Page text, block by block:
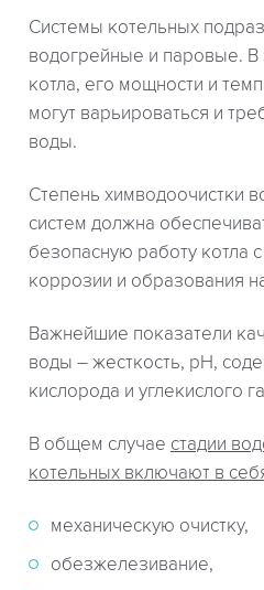
Системы котельных
водогрейные и паровые. В
котла, его мощности и
могут варьироваться и
воды.
Степень химводоочистки
систем должна
безопасную работу котла
коррозии и образования
Важнейшие показатели
воды – жесткость, pH,
кислорода и углекислого
В общем случае стадии
котельных включают в
механическую очистку,
обезжелезивание,